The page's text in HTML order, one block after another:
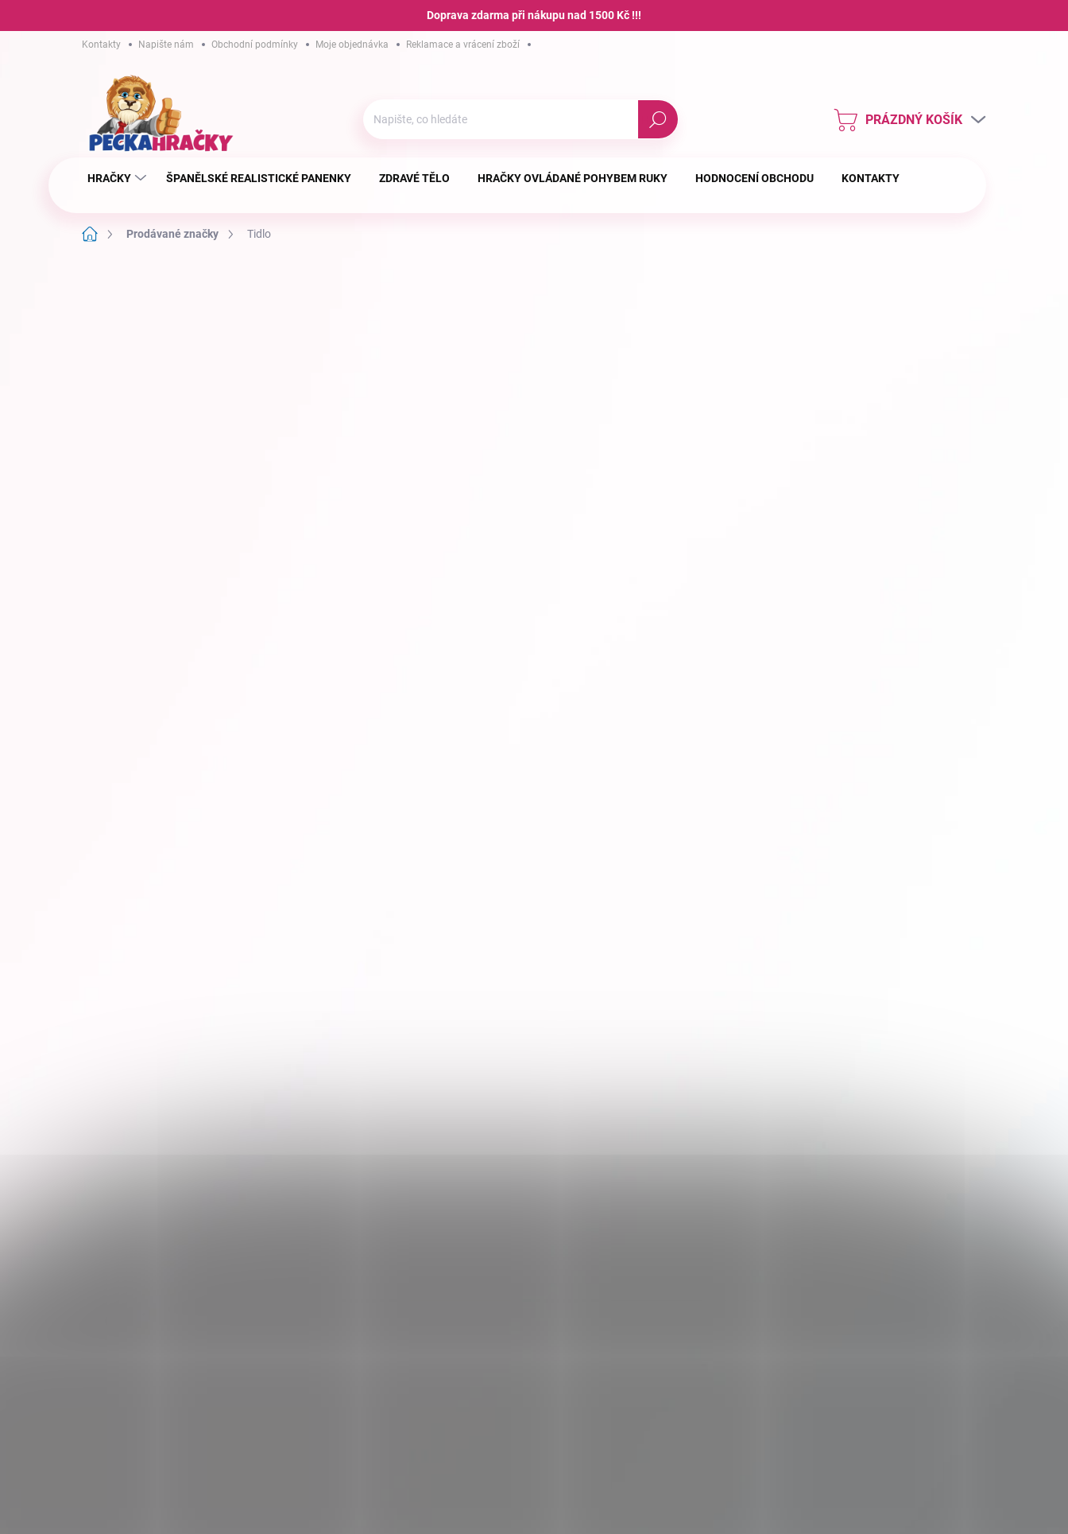
Doprava zdarma při nákupu nad 1500 Kč !!!
Kontakty Napište nám Obchodní podmínky Moje objednávka Reklamace a vrácení zboží
Hledat
NÁKUPNÍ
PRÁZDNÝ KOŠÍK
HRAČKY ŠPANĚLSKÉ REALISTICKÉ PANENKY ZDRAVÉ TĚLO HRAČKY OVLÁDANÉ POHYBEM RUKY HODNOCENÍ OBCHODU KONTAKTY
Domů Prodávané značky Tidlo